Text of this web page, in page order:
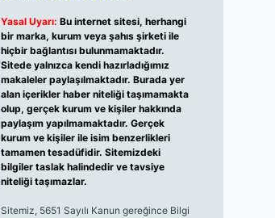
Yasal Uyarı: Bu internet sitesi, herhangi
bir marka, kurum veya şahıs şirketi ile
hiçbir bağlantısı bulunmamaktadır.
Sitede yalnızca kendi hazırladığımız
makaleler paylaşılmaktadır. Burada yer
alan içerikler haber niteliği taşımamakta
olup, gerçek kurum ve kişiler hakkında
paylaşım yapılmamaktadır. Gerçek
kurum ve kişiler ile isim benzerlikleri
tamamen tesadüfidir. Sitemizdeki
bilgiler taslak halindedir ve tavsiye
niteliği taşımazlar.
Sitemiz, 5651 Sayılı Kanun gereğince Bilgi